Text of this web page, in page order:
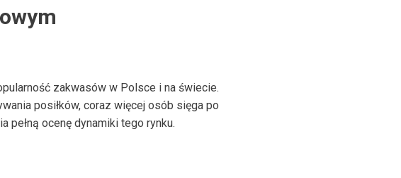
zakwasów w Polsce i na świecie.
posiłków, coraz więcej osób sięga po
ocenę dynamiki tego rynku.